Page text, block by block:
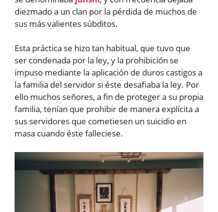
diezmado a un clan por la pérdida de muchos de
sus más valientes súbditos.
Esta práctica se hizo tan habitual, que tuvo que
ser condenada por la ley, y la prohibición se
impuso mediante la aplicación de duros castigos a
la familia del servidor si éste desafiaba la ley. Por
ello muchos señores, a fin de proteger a su propia
familia, tenían que prohibir de manera explícita a
sus servidores que cometiesen un suicidio en
masa cuando éste falleciese.